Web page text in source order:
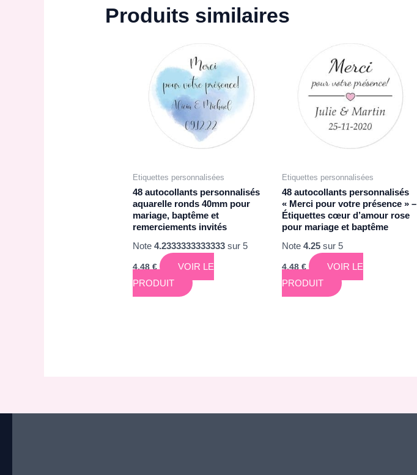
Produits similaires
Etiquettes personnalisées
48 autocollants personnalisés
aquarelle ronds 40mm pour
mariage, baptême et
remerciements invités
Note4.2333333333333 sur 5
4,48€
VOIR LE
PRODUIT
Etiquettes personnalisées
48 autocollants personnalisés
« Merci pour votre présence » –
Étiquettes cœur d’amour rose
pour mariage et baptême
Note 4.25sur 5
4,48€
VOIR LE
PRODUIT